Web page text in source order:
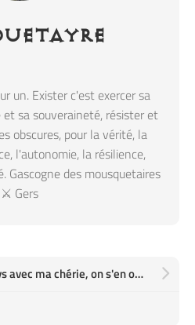
un. Exister c'est exercer sa
sa souveraineté, résister et
obscures, pour la vérité, la
l'autonomie, la résilience,
Gascogne des mousquetaires
⚔️ Gers
Quand on a le mal du pays avec ma chérie, on s'en ouvre une boite